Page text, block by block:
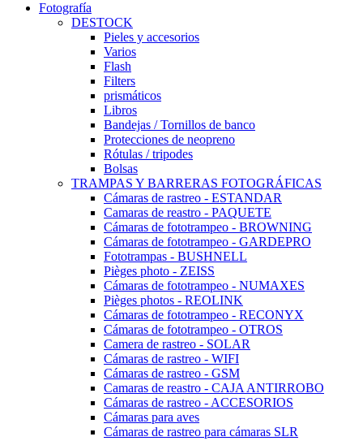
Fotografía
DESTOCK
Pieles y accesorios
Varios
Flash
Filters
prismáticos
Libros
Bandejas / Tornillos de banco
Protecciones de neopreno
Rótulas / tripodes
Bolsas
TRAMPAS Y BARRERAS FOTOGRÁFICAS
Cámaras de rastreo - ESTANDAR
Camaras de reastro - PAQUETE
Cámaras de fototrampeo - BROWNING
Cámaras de fototrampeo - GARDEPRO
Fototrampas - BUSHNELL
Pièges photo - ZEISS
Cámaras de fototrampeo - NUMAXES
Pièges photos - REOLINK
Cámaras de fototrampeo - RECONYX
Cámaras de fototrampeo - OTROS
Camera de rastreo - SOLAR
Cámaras de rastreo - WIFI
Cámaras de rastreo - GSM
Camaras de reastro - CAJA ANTIRROBO
Cámaras de rastreo - ACCESORIOS
Cámaras para aves
Cámaras de rastreo para cámaras SLR